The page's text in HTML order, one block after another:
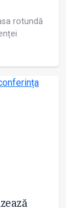
rotundă